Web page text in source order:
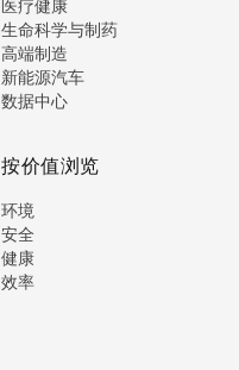
医疗健康
生命科学与制药
高端制造
新能源汽车
数据中心
按价值浏览
环境
安全
健康
效率